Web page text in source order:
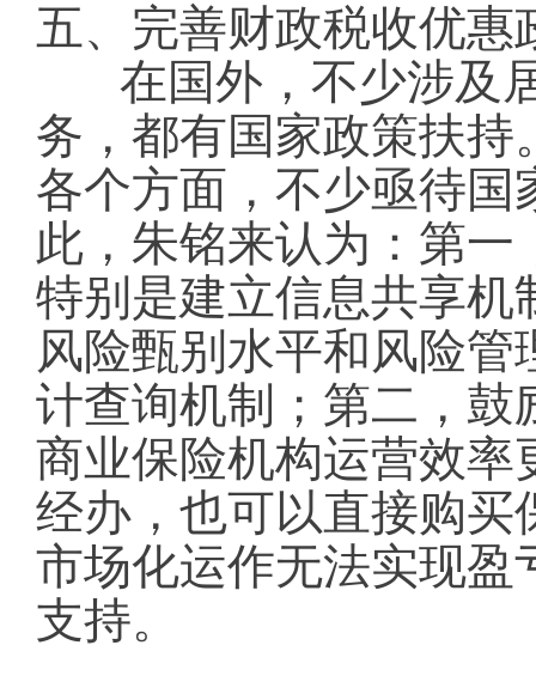
五、完善财政税收优惠
在国外，不少涉及
务，都有国家政策扶持
各个方面，不少亟待国
此，朱铭来认为：第
特别是建立信息共享机
风险甄别水平和风险
计查询机制；第二，鼓
商业保险机构运营效率
经办，也可以直接购买
市场化运作无法实现盈
支持。